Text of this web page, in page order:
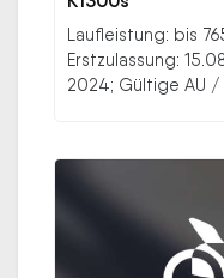
Laufleistung: bis
Erstzulassung:
2024; Gültige AU /